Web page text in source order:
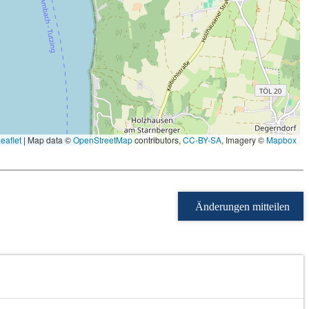
| Map data ©OpenStreetMapcontributors, CC-BY-SA, Imagery ©Mapbox
Änderungen mitteilen